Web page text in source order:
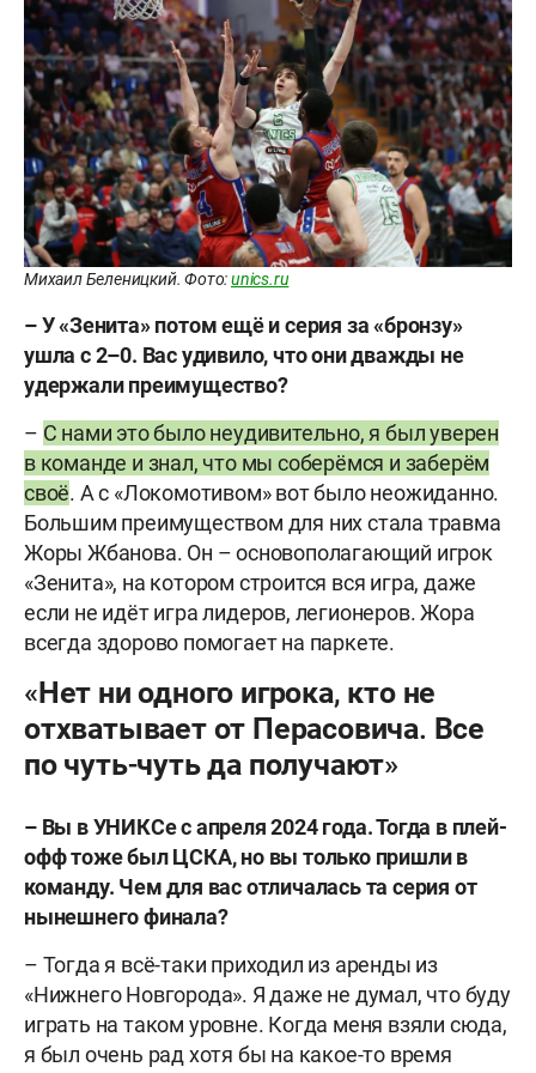
Михаил Беленицкий. Фото:unics.ru
– У «Зенита» потом ещё и серия за «бронзу»
ушла с 2–0. Вас удивило, что они дважды не
удержали преимущество?
– С нами это было неудивительно, я был уверен
в команде и знал, что мы соберёмся и заберём
своё. А с «Локомотивом» вот было неожиданно.
Большим преимуществом для них стала травма
Жоры Жбанова. Он – основополагающий игрок
«Зенита», на котором строится вся игра, даже
если не идёт игра лидеров, легионеров. Жора
всегда здорово помогает на паркете.
«Нет ни одного игрока, кто не
отхватывает от Перасовича. Все
по чуть-чуть да получают»
– Вы в УНИКСе с апреля 2024 года. Тогда в плей-
офф тоже был ЦСКА, но вы только пришли в
команду. Чем для вас отличалась та серия от
нынешнего финала?
– Тогда я всё-таки приходил из аренды из
«Нижнего Новгорода». Я даже не думал, что буду
играть на таком уровне. Когда меня взяли сюда,
я был очень рад хотя бы на какое-то время